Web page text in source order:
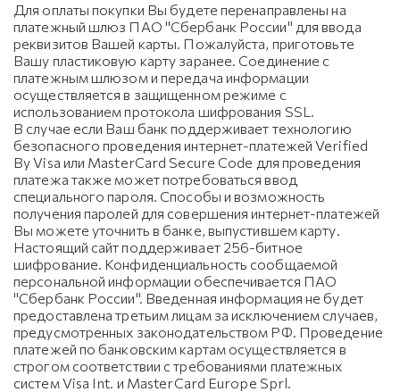
Для оплаты покупки Вы будете перенаправлены на
платежный шлюз ПАО "Сбербанк России" для ввода
реквизитов Вашей карты. Пожалуйста, приготовьте
Вашу пластиковую карту заранее. Соединение с
платежным шлюзом и передача информации
осуществляется в защищенном режиме с
использованием протокола шифрования SSL.
В случае если Ваш банк поддерживает технологию
безопасного проведения интернет-платежей Verified
By Visa или MasterCard Secure Code для проведения
платежа также может потребоваться ввод
специального пароля. Способы и возможность
получения паролей для совершения интернет-платежей
Вы можете уточнить в банке, выпустившем карту.
Настоящий сайт поддерживает 256-битное
шифрование. Конфиденциальность сообщаемой
персональной информации обеспечивается ПАО
"Сбербанк России". Введенная информация не будет
предоставлена третьим лицам за исключением случаев,
предусмотренных законодательством РФ. Проведение
платежей по банковским картам осуществляется в
строгом соответствии с требованиями платежных
систем Visa Int. и MasterCard Europe Sprl.